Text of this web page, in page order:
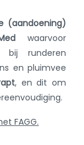
(aandoening)
waarvoor
bij runderen
en pluimvee
, en dit om
FAGG.